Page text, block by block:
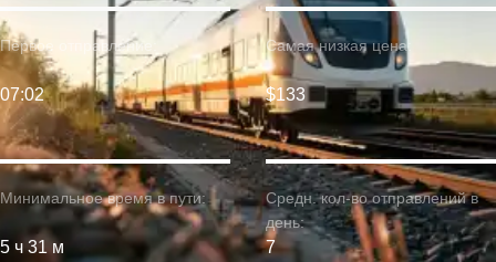
Минимальное время в пути:
5 ч 31 м
Первое отправление:
07:02
Самая низкая цена:
$133
Средн. кол-во отправлений в
день:
7